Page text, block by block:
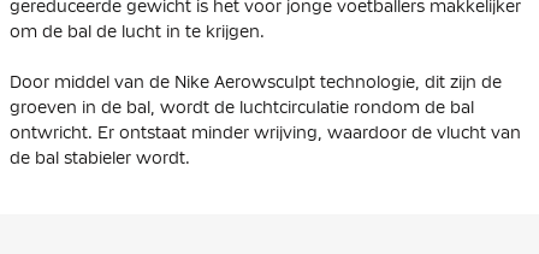
gereduceerde gewicht is het voor jonge voetballers makkelijker
om de bal de lucht in te krijgen.
Door middel van de Nike Aerowsculpt technologie, dit zijn de
groeven in de bal, wordt de luchtcirculatie rondom de bal
ontwricht. Er ontstaat minder wrijving, waardoor de vlucht van
de bal stabieler wordt.